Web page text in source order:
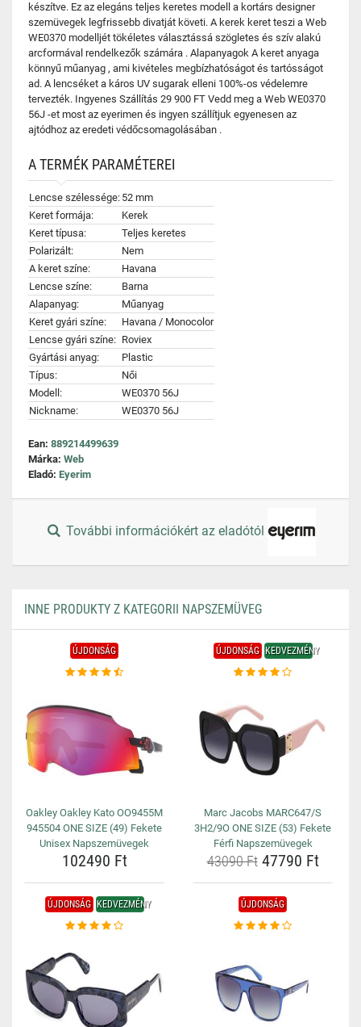
készítve. Ez az elegáns teljes keretes modell a kortárs designer
szemüvegek legfrissebb divatját követi. A kerek keret teszi a Web
WE0370 modelljét tökéletes választássá szögletes és szív alakú
arcformával rendelkezők számára . Alapanyagok A keret anyaga
könnyű műanyag , ami kivételes megbízhatóságot és tartósságot
ad. A lencséket a káros UV sugarak elleni 100%-os védelemre
tervezték. Ingyenes Szállítás 29 900 FT Vedd meg a Web WE0370
56J -et most az eyerimen és ingyen szállítjuk egyenesen az
ajtódhoz az eredeti védőcsomagolásában .
A TERMÉK PARAMÉTEREI
Lencse szélessége: 52 mm
Keret formája:
Kerek
Keret típusa:
Teljes keretes
Polarizált:
Nem
A keret színe:
Havana
Lencse színe:
Barna
Alapanyag:
Műanyag
Keret gyári színe:
Havana / Monocolor
Lencse gyári színe: Roviex
Gyártási anyag:
Plastic
Típus:
Női
Modell:
WE0370 56J
Nickname:
WE0370 56J
Ean: 889214499639
Márka: Web
Eladó: Eyerim
További információkért az eladótól
INNE PRODUKTY Z KATEGORII NAPSZEMÜVEG
ÚJDONSÁG
Oakley Oakley Kato OO9455M
945504 ONE SIZE (49) Fekete
Unisex Napszemüvegek
102490 Ft
ÚJDONSÁG KEDVEZMÉNY
Marc Jacobs MARC647/S
3H2/9O ONE SIZE (53) Fekete
Férfi Napszemüvegek
43090 Ft47790 Ft
ÚJDONSÁG KEDVEZMÉNY ÚJDONSÁG